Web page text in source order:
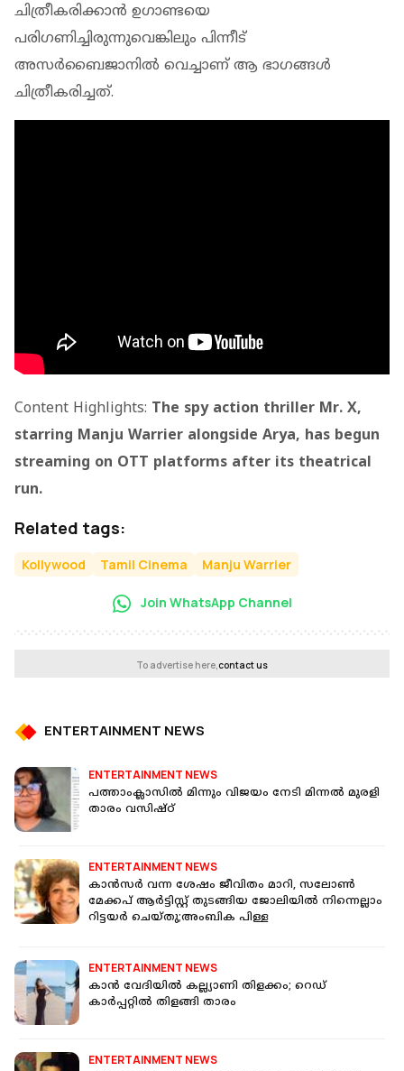
ചിത്രീകരിക്കാൻ ഉഗാണ്ടയെ
പരിഗണിച്ചിരുന്നുവെങ്കിലും പിന്നീട്
അസർബൈജാനിൽ വെച്ചാണ് ആ ഭാഗങ്ങൾ
ചിത്രീകരിച്ചത്.
Content Highlights: The spy action thriller Mr. X,
starring Manju Warrier alongside Arya, has begun
streaming on OTT platforms after its theatrical
run.
Related tags:
Kollywood Tamil Cinema Manju Warrier
Join WhatsApp Channel
To advertise here,contact us
ENTERTAINMENT NEWS
ENTERTAINMENT NEWS
പത്താംക്ലാസില്‍ മിന്നും വിജയം നേടി മിന്നല്‍ മുരളി
താരം വസിഷ്ഠ്
ENTERTAINMENT NEWS
കാൻസർ വന്ന ശേഷം ജീവിതം മാറി, സലോൺ
മേക്കപ് ആർട്ടിസ്റ്റ് തുടങ്ങിയ ജോലിയിൽ നിന്നെല്ലാം
റിട്ടയർ ചെയ്തു;അംബിക പിള്ള
ENTERTAINMENT NEWS
കാന്‍ വേദിയില്‍ കല്ല്യാണി തിളക്കം; റെഡ്
കാര്‍പ്പറ്റില്‍ തിളങ്ങി താരം
ENTERTAINMENT NEWS